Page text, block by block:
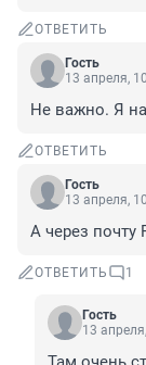
ОТВЕТИТЬ
Гость
13 апреля,
Не важно. Я
ОТВЕТИТЬ
Гость
13 апреля,
А через почту
ОТВЕТИТЬ 1
Гость
13